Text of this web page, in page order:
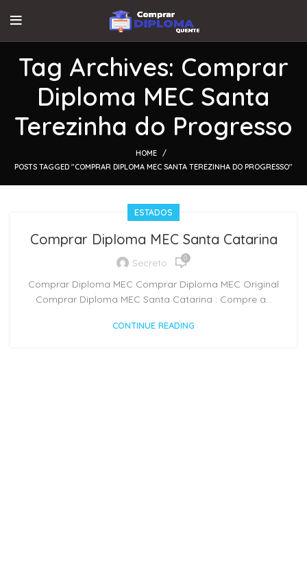
Tag Archives: Comprar
Diploma MEC Santa
Terezinha do Progresso
HOME
POSTS TAGGED "COMPRAR DIPLOMA MEC SANTA TEREZINHA DO PROGRESSO"
ESTADOS
Comprar Diploma MEC Santa Catarina
Secreto 0
Comprar Diploma MEC Comprar Diploma MEC Original
Comprar Diploma MEC Santa Catarina : Compre a...
CONTINUE READING